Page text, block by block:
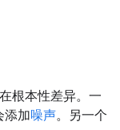
根本性差异。一
添加噪声。另一个